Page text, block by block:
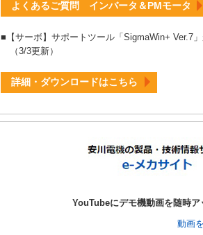
よくあるご質問 インバータ＆PMモータ
■【サーボ】サポートツール「SigmaWin+ Ver.7
（3/3更新）
詳細・ダウンロードはこちら
YouTubeにデモ機動画を随時ア
動画